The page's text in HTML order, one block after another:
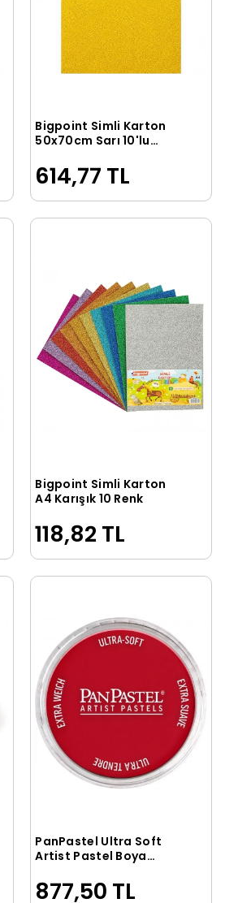
Sepete Ekle
Bigpoint Simli Karton
50x70cm Sarı 10'lu
614,77 TL
Sepete Ekle
Bigpoint Simli Karton
A4 Karışık 10 Renk
118,82 TL
Sepete Ekle
PanPastel Ultra Soft
Artist Pastel Boya
877,50 TL